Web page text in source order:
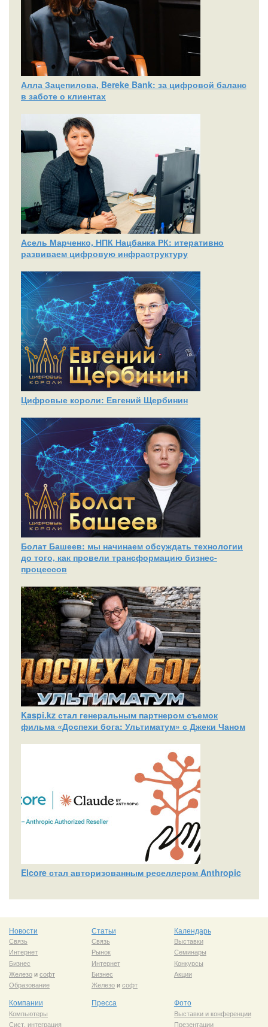
Алла Зацепилова, Bereke Bank: за цифровой баланс
в заботе о клиентах
Асель Марченко, НПК Нацбанка РК: итеративно
развиваем цифровую инфраструктуру
Цифровые короли: Евгений Щербинин
Болат Башеев: мы начинаем обсуждать технологии
до того, как провели трансформацию бизнес-
процессов
Kaspi.kz стал генеральным партнером съемок
фильма «Доспехи бога: Ультиматум» с Джеки Чаном
Elcore стал авторизованным реселлером Anthropic
Новости
Связь
Интернет
Бизнес
Железоисофт
Образование
Статьи
Связь
Рынок
Интернет
Бизнес
Железоисофт
Календарь
Выставки
Семинары
Конкурсы
Акции
Компании
Компьютеры
Сист. интеграция
Пресса Фото
Выставки и конференции
Презентации